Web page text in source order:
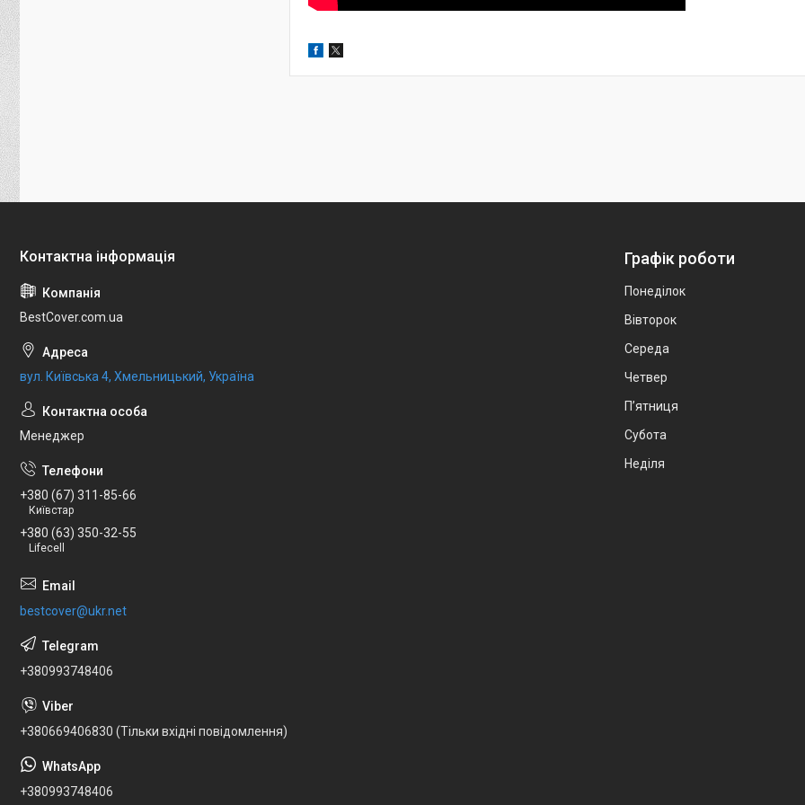
BestCover.com.ua
вул. Київська 4, Хмельницький, Україна
Менеджер
+380 (67) 311-85-66
Київстар
+380 (63) 350-32-55
Lifecell
bestcover@ukr.net
+380993748406
+380669406830 (Тільки вхідні повідомлення)
+380993748406
Графік роботи
Понеділок
Вівторок
Середа
Четвер
Пʼятниця
Субота
Неділя